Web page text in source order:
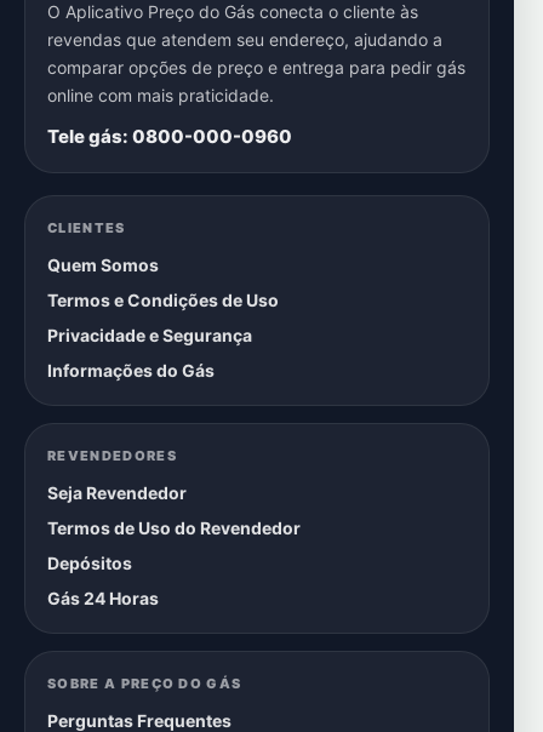
O Aplicativo Preço do Gás conecta o cliente às
revendas que atendem seu endereço, ajudando a
comparar opções de preço e entrega para pedir gás
online com mais praticidade.
Tele gás: 0800-000-0960
CLIENTES
Quem Somos
Termos e Condições de Uso
Privacidade e Segurança
Informações do Gás
REVENDEDORES
Seja Revendedor
Termos de Uso do Revendedor
Depósitos
Gás 24 Horas
SOBRE A PREÇO DO GÁS
Perguntas Frequentes